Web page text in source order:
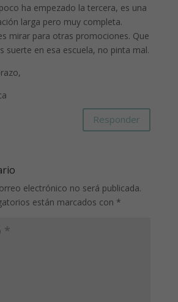
ha empezado la tercera, es una
larga pero muy completa.
mirar para otras promociones. Que
suerte en esa escuela, no pinta mal.
Responder
electrónico no será publicada.
están marcados con *